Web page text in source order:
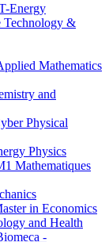
Energy
Technology &
Mathematics
and
Physical
Physics
Mathematiques
in Economics
and Health
-